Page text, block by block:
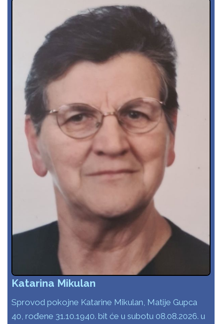
Katarina Mikulan
Sprovod pokojne Katarine Mikulan, Matije Gupca
40, rođene 31.10.1940. bit će u subotu 08.08.2026. u